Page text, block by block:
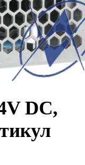
DC,